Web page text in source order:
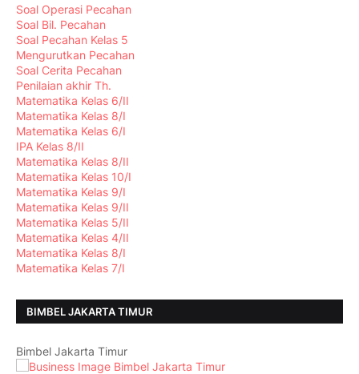
Soal Operasi Pecahan
Soal Bil. Pecahan
Soal Pecahan Kelas 5
Mengurutkan Pecahan
Soal Cerita Pecahan
Penilaian akhir Th.
Matematika Kelas 6/II
Matematika Kelas 8/I
Matematika Kelas 6/I
IPA Kelas 8/II
Matematika Kelas 8/II
Matematika Kelas 10/I
Matematika Kelas 9/I
Matematika Kelas 9/II
Matematika Kelas 5/II
Matematika Kelas 4/II
Matematika Kelas 8/I
Matematika Kelas 7/I
BIMBEL JAKARTA TIMUR
Bimbel Jakarta Timur